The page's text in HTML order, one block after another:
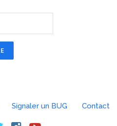
Signaler un BUG Contact